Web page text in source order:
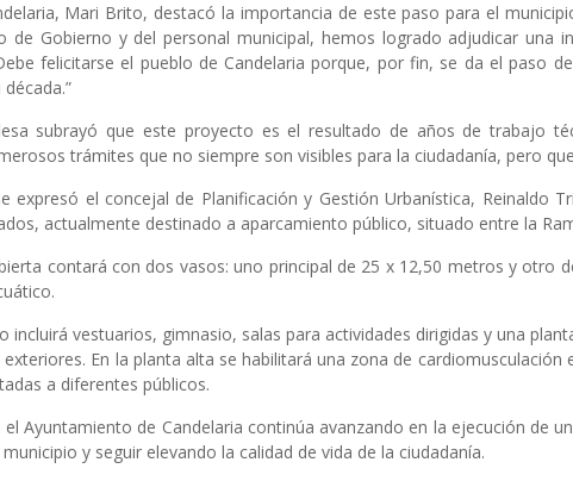
Mari Brito, destacó la importancia de este paso para el
de Gobierno y del personal municipal, hemos logrado adjudicar una
felicitarse el pueblo de Candelaria porque, por fin, se da el paso
subrayó que este proyecto es el resultado de años de trabajo
trámites que no siempre son visibles para la ciudadanía, pero
expresó el concejal de Planificación y Gestión Urbanística,
actualmente destinado a aparcamiento público, situado entre la
contará con dos vasos: uno principal de 25 x 12,50 metros y
incluirá vestuarios, gimnasio, salas para actividades dirigidas y una
En la planta alta se habilitará una zona de
a diferentes públicos.
Ayuntamiento de Candelaria continúa avanzando en la ejecución de
y seguir elevando la calidad de vida de la ciudadanía.